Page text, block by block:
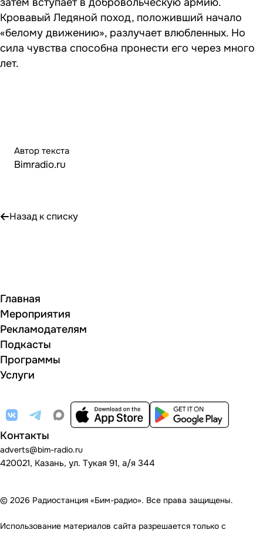
Кровавый Ледяной поход, положивший начало
«белому движению», разлучает влюбленных. Но
сила чувства способна пронести его через много
лет.
Автор текста
Bimradio.ru
Назад к списку
Главная
Мероприятия
Рекламодателям
Подкасты
Программы
Услуги
Контакты
adverts@bim-radio.ru
420021, Казань, ул. Тукая 91, а/я 344
© 2026 Радиостанция «Бим-радио». Все права защищены.
Использование материалов сайта разрешается только с